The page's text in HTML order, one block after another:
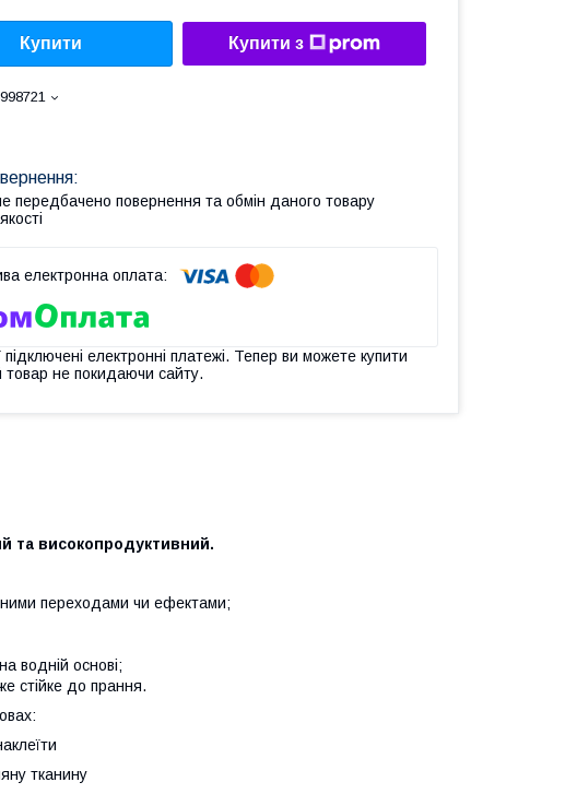
Купити Купити з
передбачено повернення та обмін даного товару
підключені електронні платежі. Тепер ви можете купити
товар не покидаючи сайту.
та високопродуктивний.
переходами чи ефектами;
водній основі;
стійке до прання.
тканину